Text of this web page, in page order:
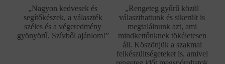
„Nagyon kedvesek és
segítőkészek, a választék
széles és a végeredmény
gyönyörű. Szívből ajánlom!”
„Rengeteg gyűrű közül
választhattunk és sikerült is
megtalálnunk azt, ami
mindkettőnknek tökéletesen
áll. Köszönjük a szakmai
felkészültségeteket is, amivel